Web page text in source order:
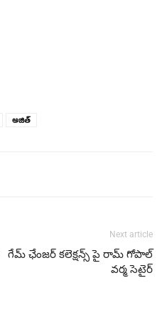
అజిత్
Next article
గేమ్ ఛేంజర్ కలెక్షన్స్ పై రామ్ గోపాల్
వర్మ సెటైర్